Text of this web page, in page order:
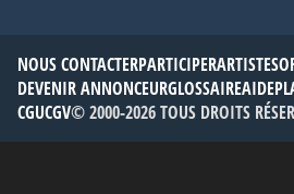
NOUS CONTACTERPARTICIPERARTISTES
DEVENIR ANNONCEURGLOSSAIREAIDE
CGUCGV© 2000-2026 TOUS DROITS